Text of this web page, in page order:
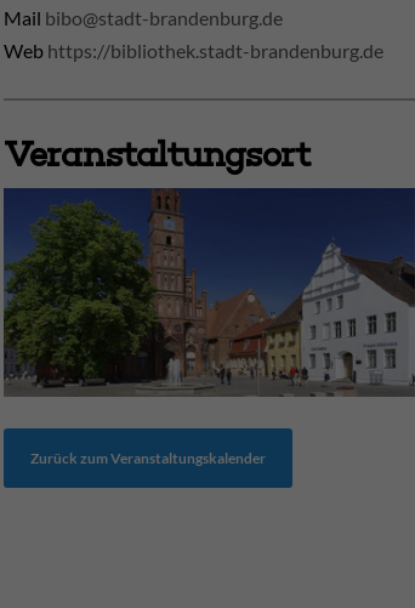
Mail bibo@stadt-brandenburg.de
Web https://bibliothek.stadt-brandenburg.de
Veranstaltungsort
Zurück zum Veranstaltungskalender